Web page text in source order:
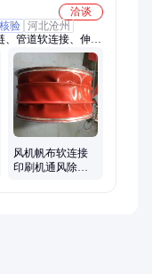
洽谈
验 河北沧州
管道软连接、伸缩
琴防护罩、伸缩布
罩、丝杠伸缩防护
风机帆布软连接
印刷机通风除尘